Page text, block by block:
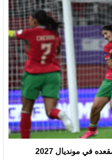
في مونديال 2027